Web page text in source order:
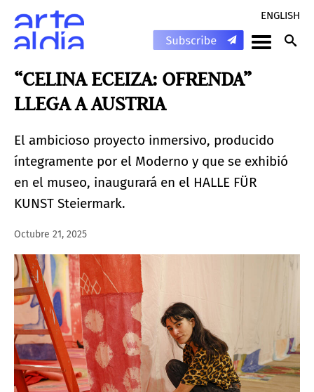
ENGLISH
“CELINA ECEIZA: OFRENDA”
LLEGA A AUSTRIA
El ambicioso proyecto inmersivo, producido
íntegramente por el Moderno y que se exhibió
en el museo, inaugurará en el HALLE FÜR
KUNST Steiermark.
Octubre 21, 2025